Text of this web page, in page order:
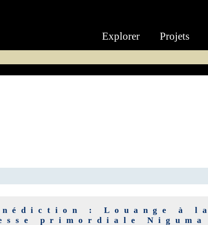
Explorer Projets
: Louange à la
primordiale Niguma